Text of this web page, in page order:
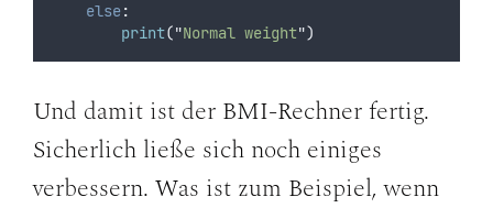
else:
print("Normal weight")
Und damit ist der BMI-Rechner fertig.
Sicherlich ließe sich noch einiges
verbessern. Was ist zum Beispiel, wenn